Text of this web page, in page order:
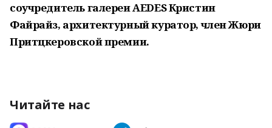
соучредитель галереи AEDES Кристин
Файрайз, архитектурный куратор, член Жюри
Притцкеровской премии.
Читайте нас